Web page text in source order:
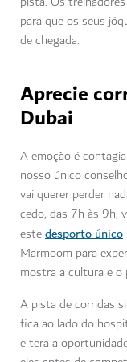
para que os seus
de chegada.
Aprecie
Dubai
A emoção é
nosso único
vai querer perder
cedo, das 7h às 9h,
estedesporto único
Marmoom para
mostra a cultura e o
A pista de corridas
fica ao lado do
e terá a